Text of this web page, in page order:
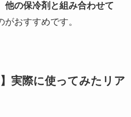
他の保冷剤と組み合わせて
がおすすめです。
実際に使ってみたリア